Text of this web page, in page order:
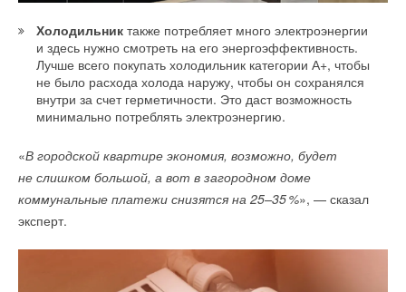
Холодильник также потребляет много электроэнергии
и здесь нужно смотреть на его энергоэффективность.
Лучше всего покупать холодильник категории А+, чтобы
не было расхода холода наружу, чтобы он сохранялся
внутри за счет герметичности. Это даст возможность
минимально потреблять электроэнергию.
«В городской квартире экономия, возможно, будет
не слишком большой, а вот в загородном доме
коммунальные платежи снизятся на 25–35%», — сказал
эксперт.